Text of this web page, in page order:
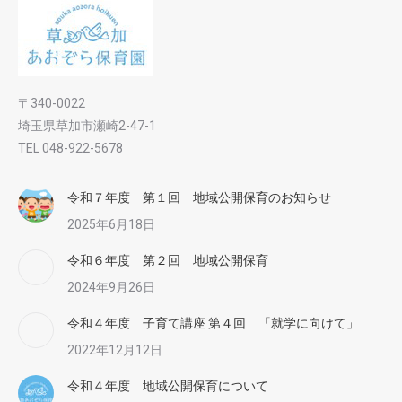
〒340-0022
埼玉県草加市瀬崎2-47-1
TEL 048-922-5678
令和７年度 第１回 地域公開保育のお知らせ
2025年6月18日
令和６年度 第２回 地域公開保育
2024年9月26日
令和４年度 子育て講座 第４回 「就学に向けて」
2022年12月12日
令和４年度 地域公開保育について